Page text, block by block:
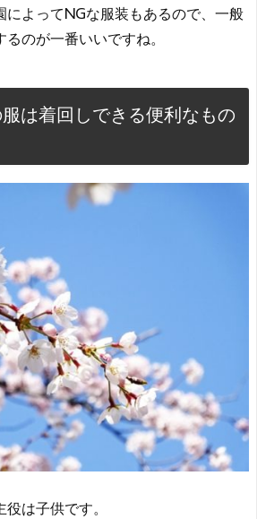
によってNGな服装もあるので、一般
のが一番いいですね。
は着回しできる便利なもの
は子供です。